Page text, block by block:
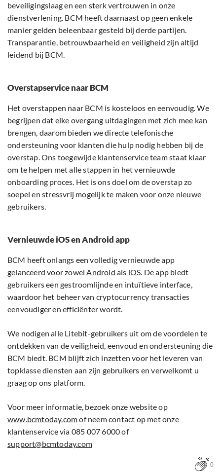
beveiligingslaag en een sterk vertrouwen in onze
dienstverlening. BCM heeft daarnaast op geen enkele
manier gelden beleenbaar gesteld bij derde partijen.
Transparantie, betrouwbaarheid en veiligheid zijn altijd
leidend bij BCM.
Overstapservice naar BCM
Het overstappen naar BCM is kosteloos en eenvoudig. We
begrijpen dat elke overgang uitdagingen met zich mee kan
brengen, daarom bieden we directe telefonische
ondersteuning voor klanten die hulp nodig hebben bij de
overstap. Ons toegewijde klantenservice team staat klaar
om te helpen met alle stappen in het vernieuwde
onboarding proces. Het is ons doel om de overstap zo
soepel en stressvrij mogelijk te maken voor onze nieuwe
gebruikers.
Vernieuwde iOS en Android app
BCM heeft onlangs een volledig vernieuwde app
gelanceerd voor zowel Android als iOS. De app biedt
gebruikers een gestroomlijnde en intuïtieve interface,
waardoor het beheer van cryptocurrency transacties
eenvoudiger en efficiënter wordt.
We nodigen alle Litebit-gebruikers uit om de voordelen te
ontdekken van de veiligheid, eenvoud en ondersteuning die
BCM biedt. BCM blijft zich inzetten voor het leveren van
topklasse diensten aan zijn gebruikers en verwelkomt u
graag op ons platform.
Voor meer informatie, bezoek onze website op
www.bcmtoday.comof neem contact op met onze
klantenservice via 085 007 6000 of
support@bcmtoday.com
0